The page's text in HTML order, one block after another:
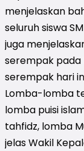
menjelaskan
seluruh siswa
juga
serempak pada
serempak hari
Lomba-lomba
lomba puisi
tahfidz, lomba
jelas Wakil